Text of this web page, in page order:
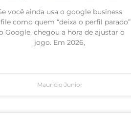
você ainda usa o google business
como quem “deixa o perfil parado”
Google, chegou a hora de ajustar o
jogo. Em 2026,
Mauricio Junior